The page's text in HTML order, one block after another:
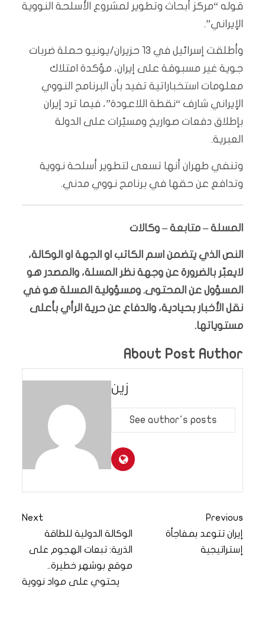
قوله “مركز أبحاث وتطوير لمشروع الأسلحة النووية
الإيراني”.
وأطلقت إسرائيل في 13 حزيران/يونيو حملة ضربات
جوية غير مسبوقة على إيران، مؤكدة امتلاك
معلومات استخباراتية تفيد بأن البرنامج النووي
الإيراني شارف “نقطة اللاعودة”، فيما ترد إيران
بإطلاق دفعات صواريخ ومسيّرات على الدولة
العبرية.
وتنفي طهران أنها تسعى لتطوير أسلحة نووية
وتدافع عن حقها في برنامج نووي مدني.
المسلة – متابعة – وكالات
النص الذي يتضمن اسم الكاتب او الجهة او الوكالة،
لايعبّر بالضرورة عن وجهة نظر المسلة، والمصدر هو
المسؤول عن المحتوى. ومسؤولية المسلة هو في
نقل الأخبار بحيادية، والدفاع عن حرية الرأي بأعلى
مستوياتها.
About Post Author
زين
See author's posts
Previous
إيران تتوعد بمفاجأة
إستراتيجية
Next
الوكالة الدولية للطاقة
الذرية: تبعات الهجوم على
موقع بوشهر خطيرة..
يحتوي على مواد نووية